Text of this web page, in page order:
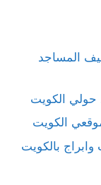
تنظيف المساجد
الكويت
الكويت
بالكويت